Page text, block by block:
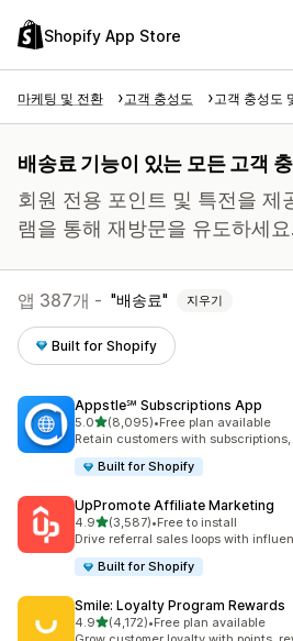
Shopify App Store
마케팅 및 전환 고객 충성도 고객 충성도
배송료 기능이 있는 모든 고객
회원 전용 포인트 및 특전을 제
램을 통해 재방문을 유도하세요.
앱 387개 - 배송료 지우기
Built for Shopify
Appstle℠ Subscriptions App
5.0별 5개 중
(8,095)
총 리뷰 8095개
•Free plan available
Retain customers with
Built for Shopify
UpPromote Affiliate Marketing
4.9별 5개 중
(3,587)
총 리뷰 3587개
•Free to install
Drive referral sales loops with
Built for Shopify
Smile: Loyalty Program Rewards
4.9별 5개 중
(4,172)
총 리뷰 4172개
•Free plan available